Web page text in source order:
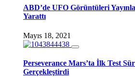
ABD’de UFO Görüntüleri
Yarattı
Mayıs 18, 2021
Perseverance Mars’ta İlk Test
Gerçekleştirdi